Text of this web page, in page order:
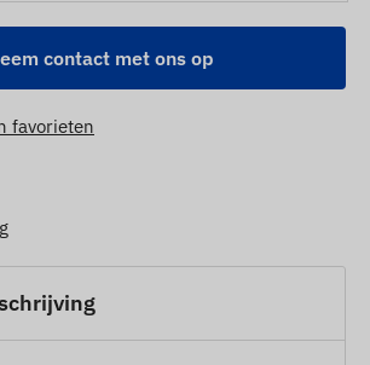
contact met ons op
favorieten